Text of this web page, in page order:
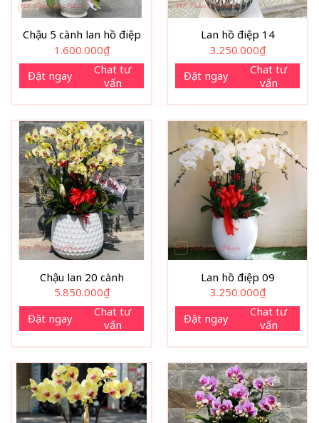
Chậu 5 cành lan hồ điệp
1.600.000₫
Đặt ngay
Chat tư
vấn
Lan hồ điệp 14
3.250.000₫
Đặt ngay
Chat tư
vấn
Chậu lan 20 cành
5.850.000₫
Đặt ngay
Chat tư
vấn
Lan hồ điệp 09
3.250.000₫
Đặt ngay
Chat tư
vấn